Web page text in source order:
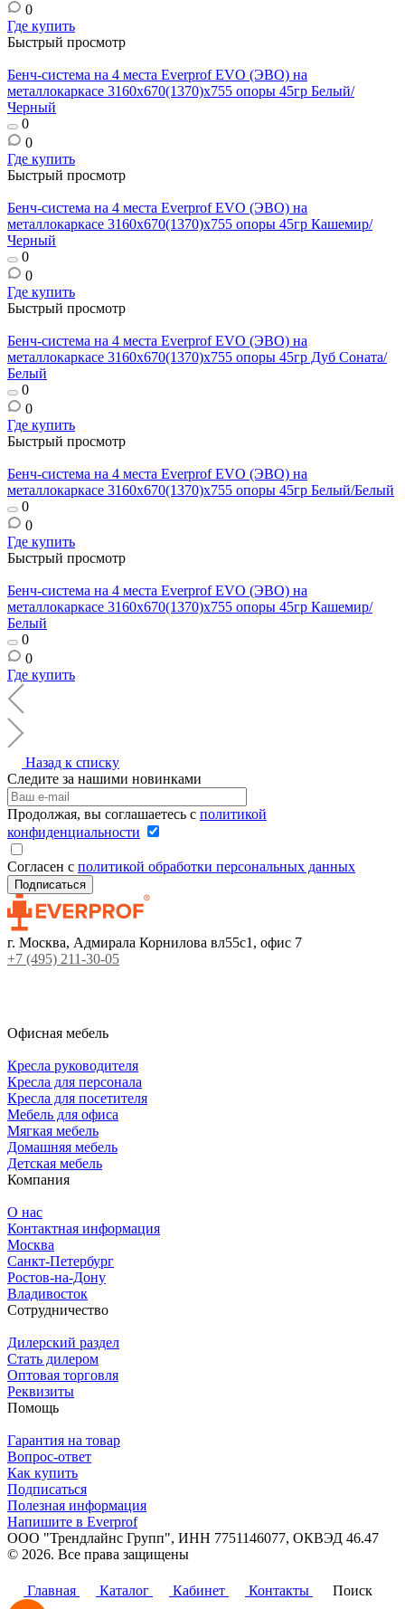
0
Где купить
Быстрый просмотр
Бенч-система на 4 места Everprof EVO (ЭВО) на
металлокаркасе 3160х670(1370)x755 опоры 45гр Белый/
Черный
0
0
Где купить
Быстрый просмотр
Бенч-система на 4 места Everprof EVO (ЭВО) на
металлокаркасе 3160х670(1370)x755 опоры 45гр Кашемир/
Черный
0
0
Где купить
Быстрый просмотр
Бенч-система на 4 места Everprof EVO (ЭВО) на
металлокаркасе 3160х670(1370)x755 опоры 45гр Дуб Соната/
Белый
0
0
Где купить
Быстрый просмотр
Бенч-система на 4 места Everprof EVO (ЭВО) на
металлокаркасе 3160х670(1370)x755 опоры 45гр Белый/Белый
0
0
Где купить
Быстрый просмотр
Бенч-система на 4 места Everprof EVO (ЭВО) на
металлокаркасе 3160х670(1370)x755 опоры 45гр Кашемир/
Белый
0
0
Где купить
Назад к списку
Следите за нашими новинками
Продолжая, вы соглашаетесь с политикой
конфиденциальности
Согласен с политикой обработки персональных данных
г. Москва, Адмирала Корнилова вл55с1, офис 7
+7 (495) 211-30-05
Офисная мебель
Кресла руководителя
Кресла для персонала
Кресла для посетителя
Мебель для офиса
Мягкая мебель
Домашняя мебель
Детская мебель
Компания
О нас
Контактная информация
Москва
Санкт-Петербург
Ростов-на-Дону
Владивосток
Сотрудничество
Дилерский раздел
Стать дилером
Оптовая торговля
Реквизиты
Помощь
Гарантия на товар
Вопрос-ответ
Как купить
Подписаться
Полезная информация
Напишите в Everprof
ООО "Трендлайнс Групп", ИНН 7751146077, ОКВЭД 46.47
© 2026. Все права защищены
Главная
Каталог Кабинет Контакты Поиск